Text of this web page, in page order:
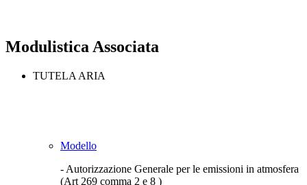
Modulistica Associata
TUTELA ARIA
Modello
- Autorizzazione Generale per le emissioni in atmosfera
(Art 269 comma 2 e 8 )